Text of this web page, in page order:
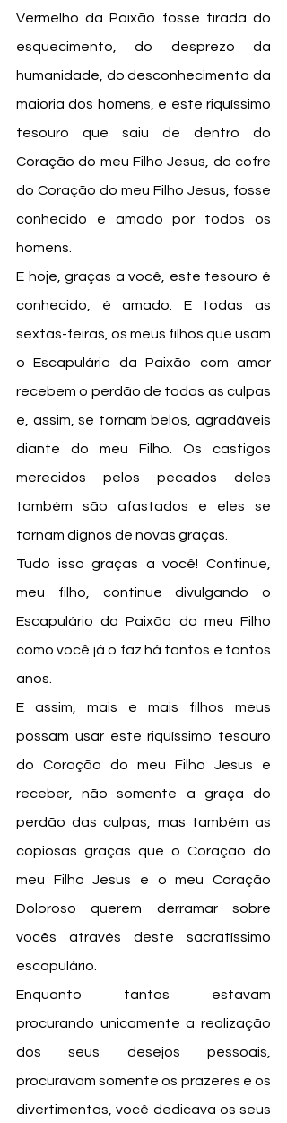
Vermelho da Paixão fosse tirada do
esquecimento, do desprezo da
humanidade, do desconhecimento da
maioria dos homens, e este riquíssimo
tesouro que saiu de dentro do
Coração do meu Filho Jesus, do cofre
do Coração do meu Filho Jesus, fosse
conhecido e amado por todos os
homens.
E hoje, graças a você, este tesouro é
conhecido, é amado. E todas as
sextas-feiras, os meus filhos que usam
o Escapulário da Paixão com amor
recebem o perdão de todas as culpas
e, assim, se tornam belos, agradáveis
diante do meu Filho. Os castigos
merecidos pelos pecados deles
também são afastados e eles se
tornam dignos de novas graças.
Tudo isso graças a você! Continue,
meu filho, continue divulgando o
Escapulário da Paixão do meu Filho
como você já o faz há tantos e tantos
anos.
E assim, mais e mais filhos meus
possam usar este riquíssimo tesouro
do Coração do meu Filho Jesus e
receber, não somente a graça do
perdão das culpas, mas também as
copiosas graças que o Coração do
meu Filho Jesus e o meu Coração
Doloroso querem derramar sobre
vocês através deste sacratíssimo
escapulário.
Enquanto tantos estavam
procurando unicamente a realização
dos seus desejos pessoais,
procuravam somente os prazeres e os
divertimentos, você dedicava os seus